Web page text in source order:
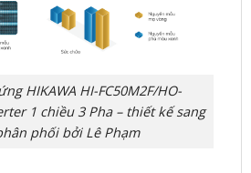
HIKAWA HI-FC50M2F/HO-
1 chiều 3 Pha – thiết kế sang
phối bởi Lê Phạm